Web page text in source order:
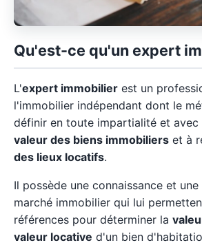
Qu'est-ce qu'un expert
L'expert immobilier est un
l'immobilier indépendant dont le
définir en toute impartialité et avec
valeur des biens immobiliers et à
des lieux locatifs.
Il possède une connaissance et
marché immobilier qui lui
références pour déterminer la
valeur locative d'un bien